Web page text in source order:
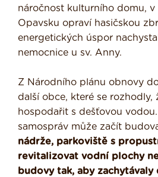
náročnost kulturního domu, v
Opavsku opraví hasičskou
energetických úspor
nemocnice u sv. Anny.
Z Národního plánu obnovy
další obce, které se rozhodly,
hospodařit s dešťovou
samospráv může začít
nádrže, parkoviště s
revitalizovat vodní plochy
budovy tak, aby zachytávaly